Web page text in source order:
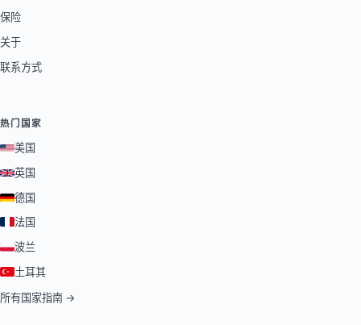
保险
关于
联系方式
热门国家
美国
英国
德国
法国
波兰
土耳其
所有国家指南 →